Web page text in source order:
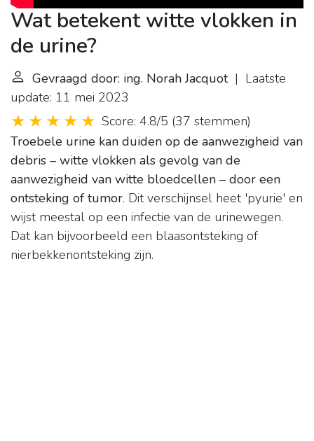
Wat betekent witte vlokken in
de urine?
Gevraagd door: ing. Norah Jacquot| Laatste
update: 11 mei 2023
Score: 4.8/5 (37 stemmen)
Troebele urine kan duiden op de aanwezigheid van
debris – witte vlokken als gevolg van de
aanwezigheid van witte bloedcellen – door een
ontsteking of tumor. Dit verschijnsel heet 'pyurie' en
wijst meestal op een infectie van de urinewegen.
Dat kan bijvoorbeeld een blaasontsteking of
nierbekkenontsteking zijn.